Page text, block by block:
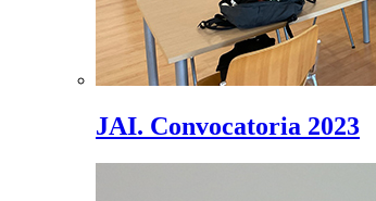
JAI. Convocatoria 2023